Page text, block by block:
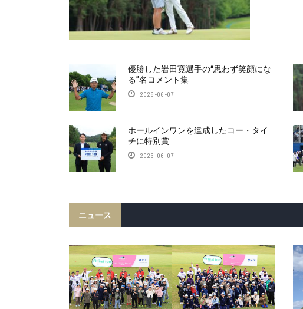
優勝した岩田寛選手の“思わず笑顔にな
る”名コメント集
2026-06-07
ホールインワンを達成したコー・タイ
チに特別賞
2026-06-07
ニュース